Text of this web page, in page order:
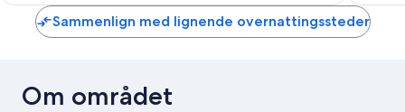
Sammenlign med lignende overnattingssteder
Om området